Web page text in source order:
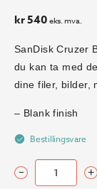
kr540 eks. mva.
SanDisk Cruzer
du kan ta med
dine filer, bilder,
– Blank finish
Bestillingsvare
SANDISK
– +